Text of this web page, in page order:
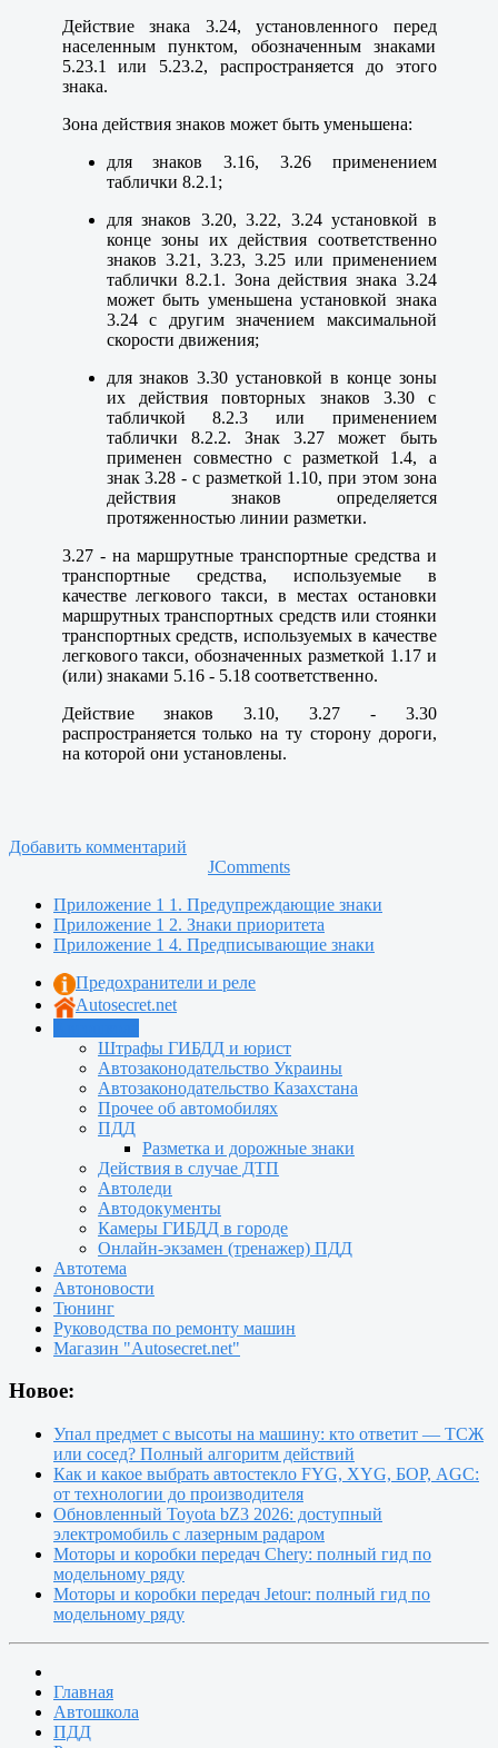
Действие знака 3.24, установленного перед
населенным пунктом, обозначенным знаками
5.23.1 или 5.23.2, распространяется до этого
знака.
Зона действия знаков может быть уменьшена:
для знаков 3.16, 3.26 применением
таблички 8.2.1;
для знаков 3.20, 3.22, 3.24 установкой в
конце зоны их действия соответственно
знаков 3.21, 3.23, 3.25 или применением
таблички 8.2.1. Зона действия знака 3.24
может быть уменьшена установкой знака
3.24 с другим значением максимальной
скорости движения;
для знаков 3.30 установкой в конце зоны
их действия повторных знаков 3.30 с
табличкой 8.2.3 или применением
таблички 8.2.2. Знак 3.27 может быть
применен совместно с разметкой 1.4, а
знак 3.28 - с разметкой 1.10, при этом зона
действия знаков определяется
протяженностью линии разметки.
3.27 - на маршрутные транспортные средства и
транспортные средства, используемые в
качестве легкового такси, в местах остановки
маршрутных транспортных средств или стоянки
транспортных средств, используемых в качестве
легкового такси, обозначенных разметкой 1.17 и
(или) знаками 5.16 - 5.18 соответственно.
Действие знаков 3.10, 3.27 - 3.30
распространяется только на ту сторону дороги,
на которой они установлены.
Добавить комментарий
JComments
Приложение 1 1. Предупреждающие знаки
Приложение 1 2. Знаки приоритета
Приложение 1 4. Предписывающие знаки
Предохранители и реле
Autosecret.net
Штрафы ГИБДД и юрист
Автозаконодательство Украины
Автозаконодательство Казахстана
Прочее об автомобилях
ПДД
Разметка и дорожные знаки
Действия в случае ДТП
Автоледи
Автодокументы
Камеры ГИБДД в городе
Онлайн-экзамен (тренажер) ПДД
Автотема
Автоновости
Тюнинг
Руководства по ремонту машин
Магазин "Autosecret.net"
Новое:
Упал предмет с высоты на машину: кто ответит — ТСЖ
или сосед? Полный алгоритм действий
Как и какое выбрать автостекло FYG, XYG, БОР, AGC:
от технологии до производителя
Обновленный Toyota bZ3 2026: доступный
электромобиль с лазерным радаром
Моторы и коробки передач Chery: полный гид по
модельному ряду
Моторы и коробки передач Jetour: полный гид по
модельному ряду
Главная
Автошкола
ПДД